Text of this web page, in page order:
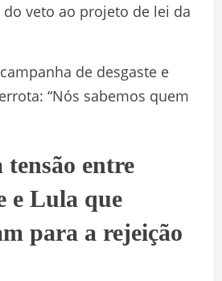
veto ao projeto de lei da
de desgaste e
“Nós sabemos quem
tensão entre
e Lula que
para a rejeição